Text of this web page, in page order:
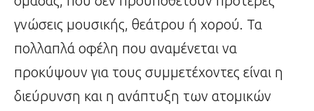
γνώσεις μουσικής, θεάτρου ή χορού. Τα
πολλαπλά οφέλη που αναμένεται να
προκύψουν για τους συμμετέχοντες είναι η
διεύρυνση και η ανάπτυξη των ατομικών